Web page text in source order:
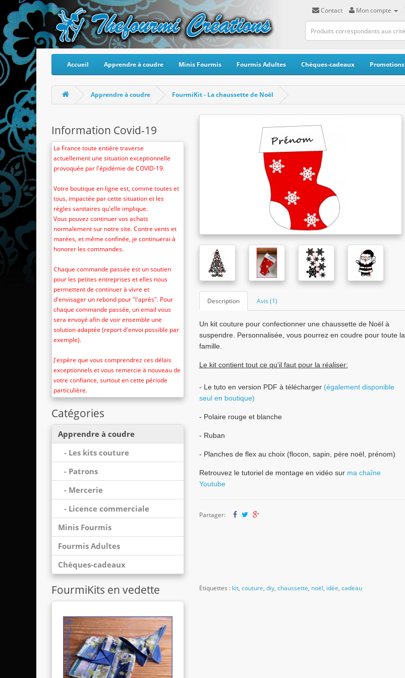
Contact Mon compte
Accueil Apprendre à coudre Minis Fourmis Fourmis Adultes Chèques-cadeaux Promotions
Apprendre à coudre FourmiKit - La chaussette de Noël
Information Covid-19
La France toute entière traverse
actuellement une situation exceptionnelle
provoquée par l'épidémie de COVID-19.
Votre boutique en ligne est, comme toutes et
tous, impactée par cette situation et les
règles sanitaires qu'elle implique.
Vous pouvez continuer vos achats
normalement sur notre site. Contre vents et
marées, et même confinée, je continuerai à
honorer les commandes.
Chaque commande passée est un soutien
pour les petites entreprises et elles nous
permettent de continuer à vivre et
d'envisager un rebond pour "l'après". Pour
chaque commande passée, un email vous
sera envoyé afin de voir ensemble une
solution adaptée (report d'envoi possible par
exemple).
J'espère que vous comprendrez ces délais
exceptionnels et vous remercie à nouveau de
votre confiance, surtout en cette période
particulière.
Catégories
Apprendre à coudre
- Les kits couture
- Patrons
- Mercerie
- Licence commerciale
Minis Fourmis
Fourmis Adultes
Chèques-cadeaux
FourmiKits en vedette
Description Avis (1)
Un kit couture pour confectionner une chaussette de Noël à
suspendre. Personnalisée, vous pourrez en coudre pour toute la
famille.
Le kit contient tout ce qu'il faut pour la réaliser:
- Le tuto en version PDF à télécharger (également disponible
seul en boutique)
- Polaire rouge et blanche
- Ruban
- Planches de flex au choix (flocon, sapin, père noël, prénom)
Retrouvez le tutoriel de montage en vidéo sur ma chaîne
Youtube
Partager:
Etiquettes : kit, couture, diy, chaussette, noël, idée, cadeau